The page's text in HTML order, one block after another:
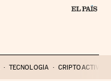
TECNOLOGÍA CRIPTOACTIVOS